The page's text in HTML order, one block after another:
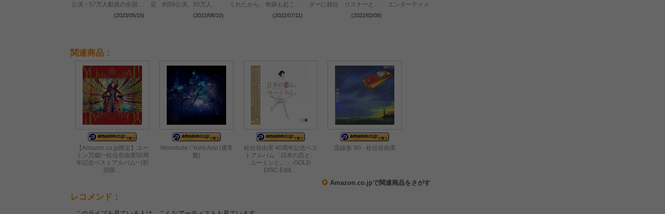
公演・57万人動員の全国ア
リーナツアーがぴあアリー
(2023/05/15)
定 約50公演、50万人を
(2022/08/10)
くれたから、奇跡も起こせ
(2022/07/11)
ダーに就任 リスナーと作
るリクエストベストアルバ
(2022/02/08)
エンターテイメントが開
関連商品：
【Amazon.co.jp限定】ユー
ミン万歳! ~松任谷由実50周
年記念ベストアルバム~ (初
回限…
Wormhole / Yumi AraI (通常
盤)
松任谷由実 40周年記念ベス
トアルバム「日本の恋と、
ユーミンと。」-GOLD
DISC Editi…
流線形 '80 - 松任谷由実
Amazon.co.jpで関連商品をさがす
レコメンド：